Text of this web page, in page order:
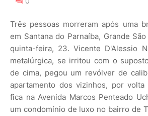
Três pessoas morreram após uma
em Santana do Parnaíba, Grande
quinta-feira, 23. Vicente D'Alessio
metalúrgica, se irritou com o
de cima, pegou um revólver de
apartamento dos vizinhos, por volta
fica na Avenida Marcos Penteado
um condomínio de luxo no bairro de